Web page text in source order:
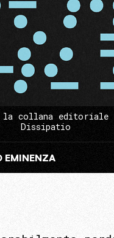
la collana editoriale
Dissipatio
EMINENZA